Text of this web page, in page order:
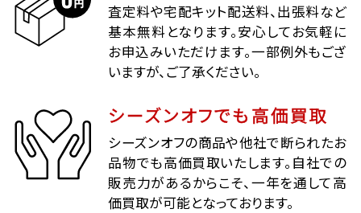
査定料や宅配キット配送料、出張料など
基本無料となります。安心してお気軽に
お申込みいただけます。一部例外もござ
いますが、ご了承ください。
シーズンオフでも高価買取
シーズンオフの商品や他社で断られたお
品物でも高価買取いたします。自社での
販売力があるからこそ、一年を通して高
価買取が可能となっております。